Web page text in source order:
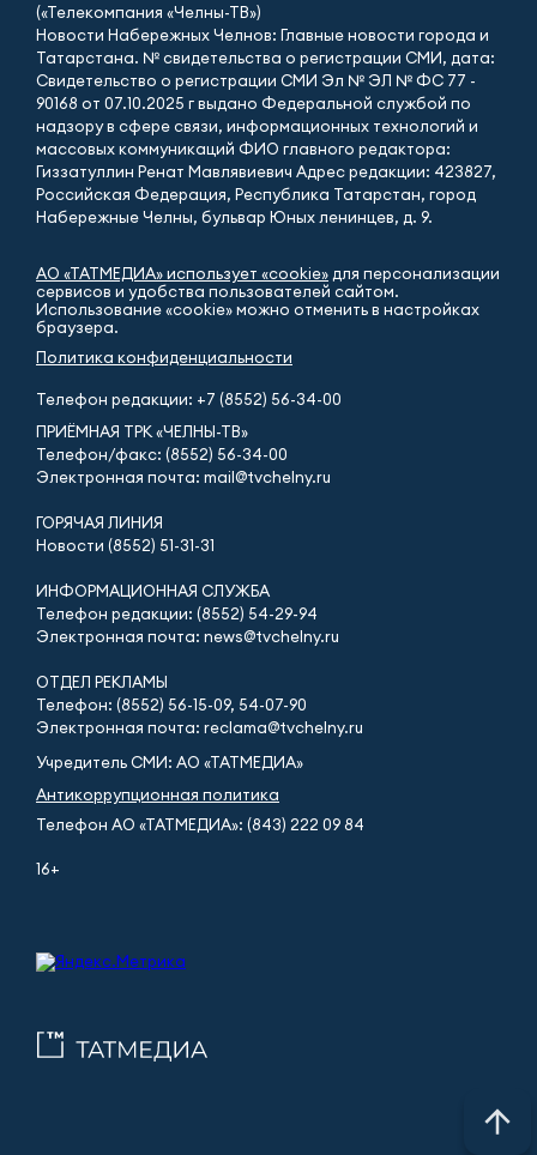
(«Телекомпания «Челны-ТВ»)
Новости Набережных Челнов: Главные новости города и
Татарстана. № свидетельства о регистрации СМИ, дата:
Свидетельство о регистрации СМИ Эл № ЭЛ № ФС 77 -
90168 от 07.10.2025 г выдано Федеральной службой по
надзору в сфере связи, информационных технологий и
массовых коммуникаций ФИО главного редактора:
Гиззатуллин Ренат Мавлявиевич Адрес редакции: 423827,
Российская Федерация, Республика Татарстан, город
Набережные Челны, бульвар Юных ленинцев, д. 9.
АО «ТАТМЕДИА» использует «cookie» для персонализации
сервисов и удобства пользователей сайтом.
Использование «cookie» можно отменить в настройках
браузера.
Политика конфиденциальности
Телефон редакции: +7 (8552) 56-34-00
ПРИЁМНАЯ ТРК «ЧЕЛНЫ-ТВ»
Телефон/факс: (8552) 56-34-00
Электронная почта: mail@tvchelny.ru
ГОРЯЧАЯ ЛИНИЯ
Новости (8552) 51-31-31
ИНФОРМАЦИОННАЯ СЛУЖБА
Телефон редакции: (8552) 54-29-94
Электронная почта: news@tvchelny.ru
ОТДЕЛ РЕКЛАМЫ
Телефон: (8552) 56-15-09, 54-07-90
Электронная почта: reclama@tvchelny.ru
Учредитель СМИ: АО «ТАТМЕДИА»
Антикоррупционная политика
Телефон АО «ТАТМЕДИА»: (843) 222 09 84
16+